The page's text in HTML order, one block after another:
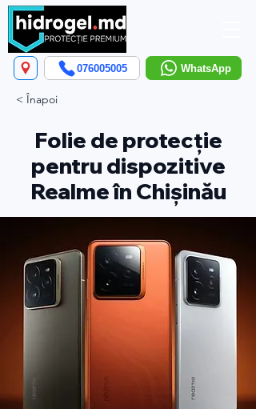
WhatsApp
076005005
< Înapoi
Folie de protecție
pentru dispozitive
Realme în Chișinău